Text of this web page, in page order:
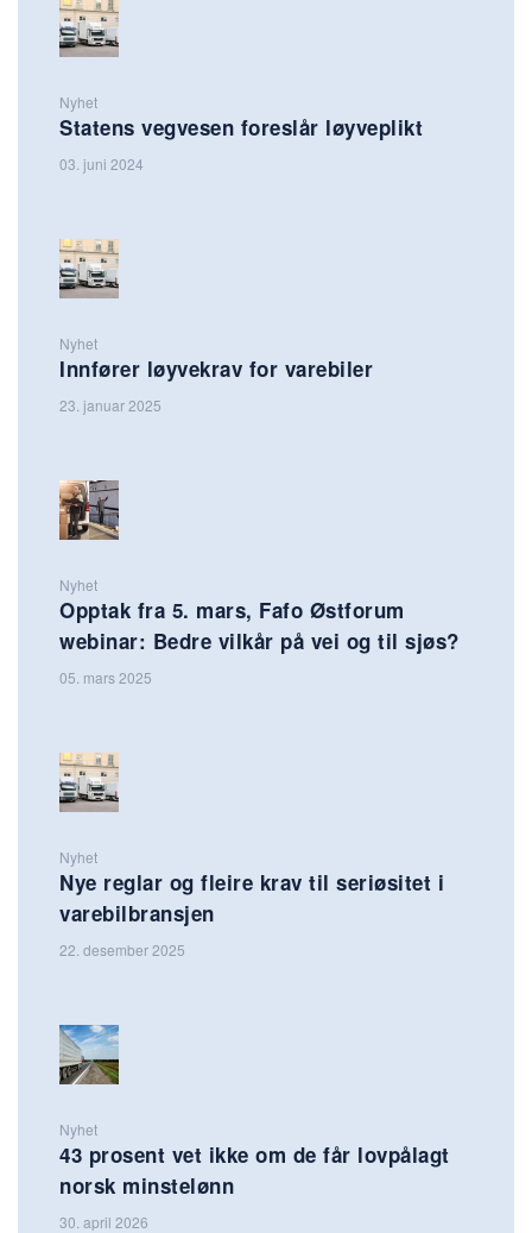
Nyhet
Statens vegvesen foreslår løyveplikt
03. juni 2024
Nyhet
Innfører løyvekrav for varebiler
23. januar 2025
Nyhet
Opptak fra 5. mars, Fafo Østforum
webinar: Bedre vilkår på vei og til sjøs?
05. mars 2025
Nyhet
Nye reglar og fleire krav til seriøsitet i
varebilbransjen
22. desember 2025
Nyhet
43 prosent vet ikke om de får lovpålagt
norsk minstelønn
30. april 2026